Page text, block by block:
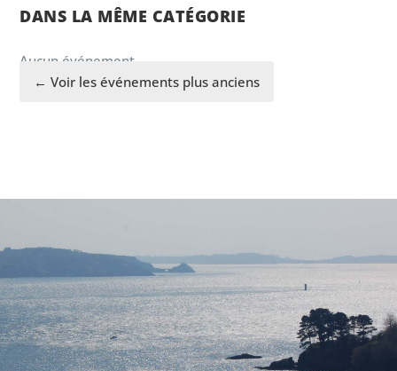
DANS LA MÊME CATÉGORIE
Aucun événement.
← Voir les événements plus anciens